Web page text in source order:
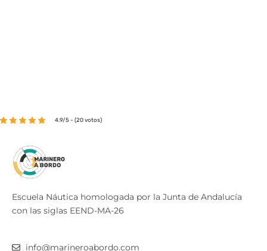
4.9/5 - (20 votos)
Escuela Náutica homologada por la Junta de Andalucía
con las siglas EEND-MA-26
info@marineroabordo.com